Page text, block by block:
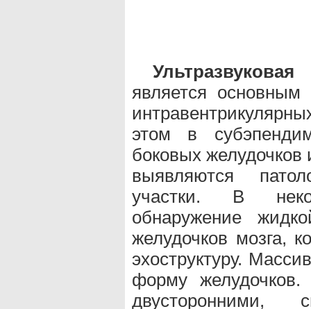
является
этом в
боковых желудочков
выявляются
участки. В
обнаружение
желудочков мозга,
эхоструктуру.
форму